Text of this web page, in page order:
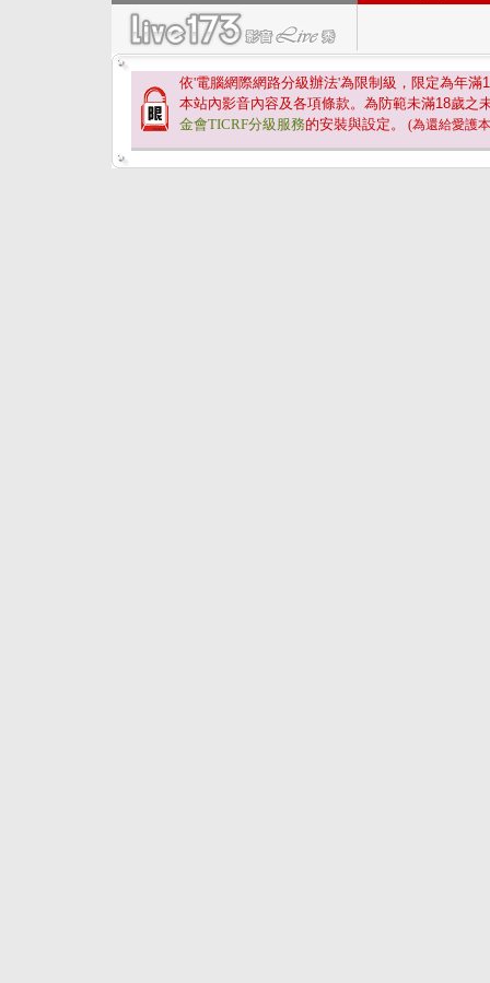
依'電腦網際網路分級辦法'為限制級，限定為年滿
本站內影音內容及各項條款。為防範未滿18歲之
金會TICRF分級服務的安裝與設定。 (為還給愛護